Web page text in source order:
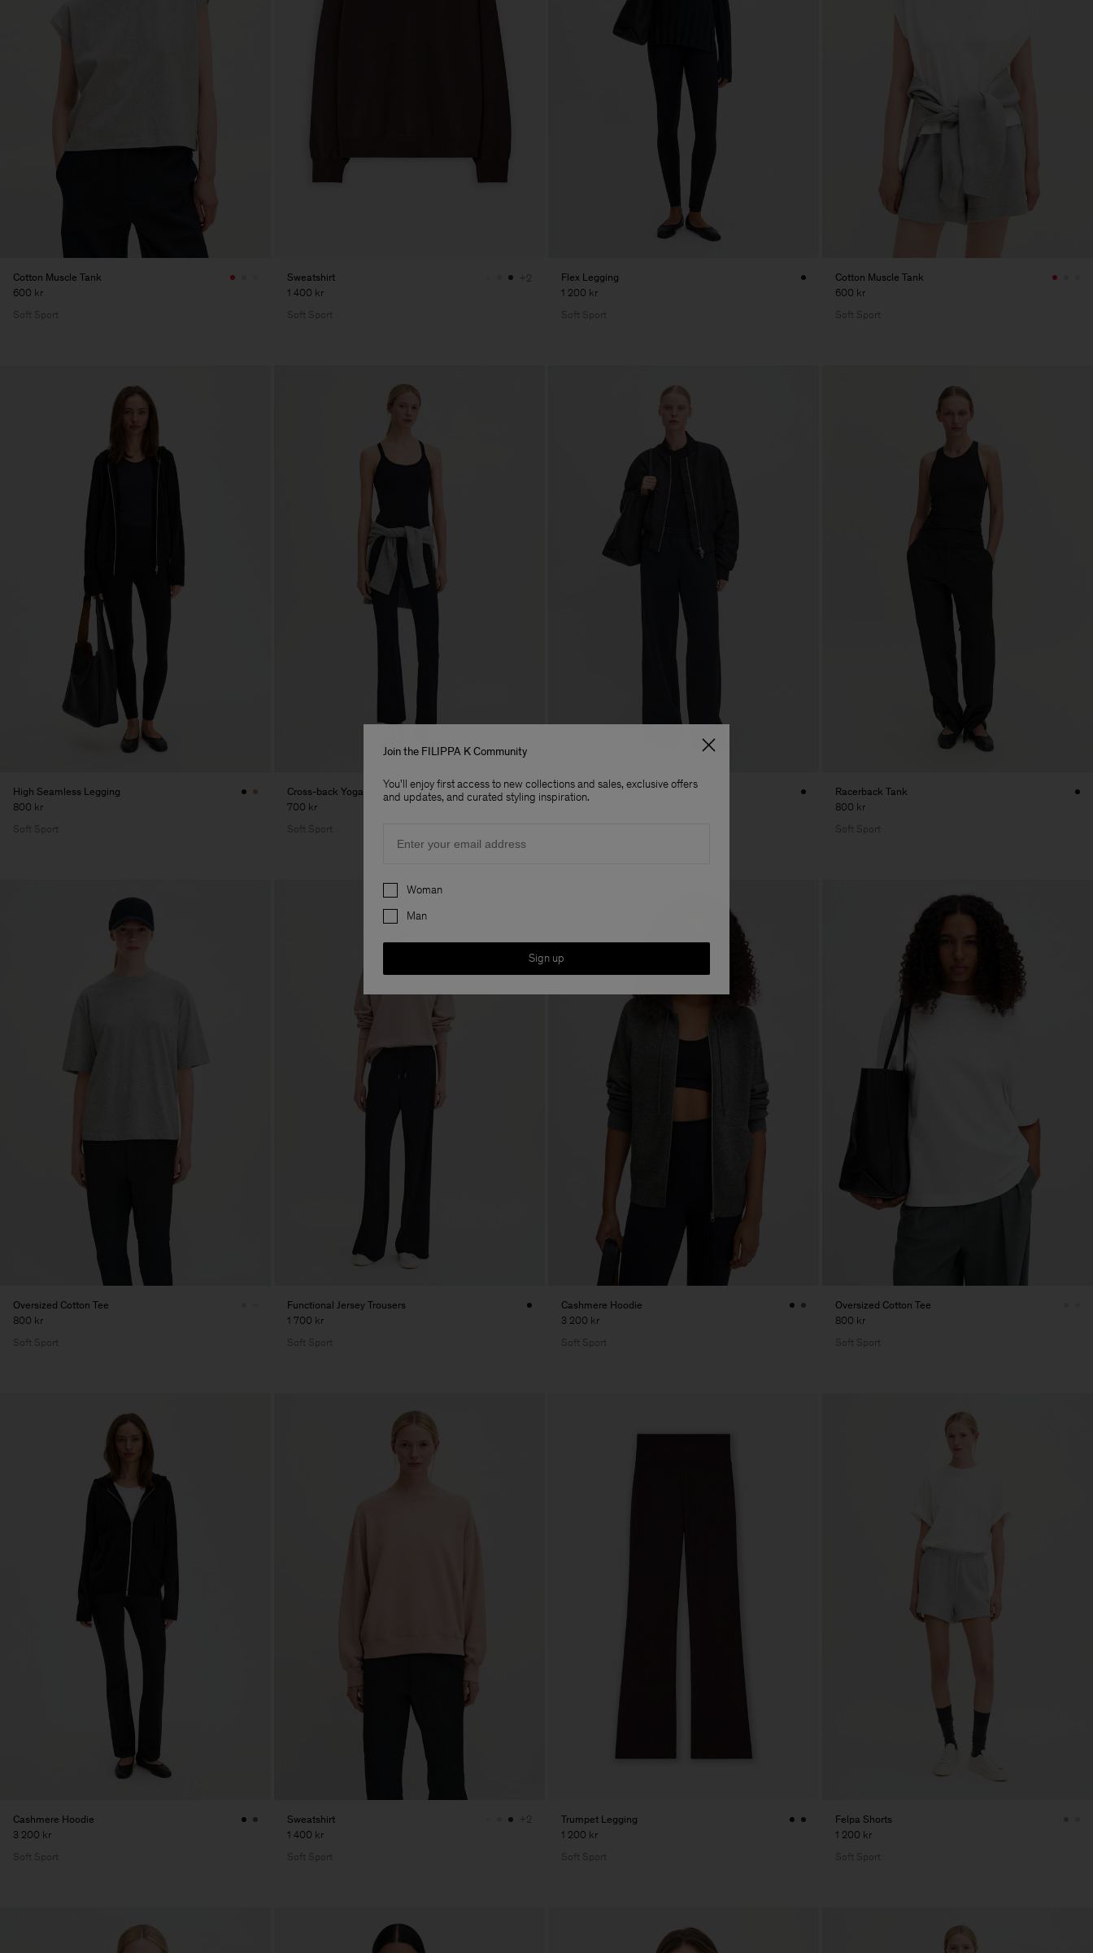
Cotton Muscle Tank
600 kr
Soft Sport
Sweatshirt
1 400 kr
+2
Soft Sport
Flex Legging
1 200 kr
Soft Sport
Cotton Muscle Tank
600 kr
Soft Sport
High Seamless Legging
800 kr
Soft Sport
Cross-back Yoga Top
700 kr
Soft Sport
Soft Trackpants
Racerback Tank
800 kr
Soft Sport
Oversized Cotton Tee
800 kr
Soft Sport
Functional Jersey Trousers
1 700 kr
Soft Sport
Cashmere Hoodie
3 200 kr
Soft Sport
Oversized Cotton Tee
800 kr
Soft Sport
Cashmere Hoodie
3 200 kr
Soft Sport
Sweatshirt
1 400 kr
+2
Soft Sport
Trumpet Legging
1 200 kr
Soft Sport
Felpa Shorts
1 200 kr
Soft Sport
Join the FILIPPA K Community
You'll enjoy first access to new collections and sales, exclusive offers
and updates, and curated styling inspiration.
Preferences
Woman
Man
Sign up